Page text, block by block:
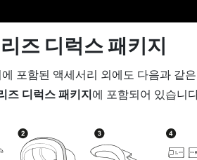
즈 디럭스 패키지
포함된 액세서리 외에도 다음과 같
즈 디럭스 패키지에 포함되어 있습니